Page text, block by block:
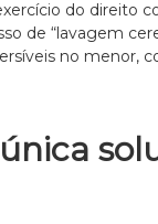
do direito
de “lavagem
no menor,